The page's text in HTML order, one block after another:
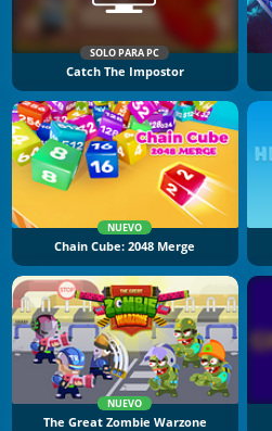
SOLO PARA PC
Catch The Impostor
NUEVO
Chain Cube: 2048 Merge
NUEVO
The Great Zombie Warzone